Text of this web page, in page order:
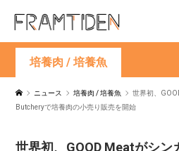
培養肉 / 培養魚
ニュース 培養肉 / 培養魚
世界初、
Butcheryで培養肉の小売り販売を開始
世界初、GOOD Meatがシン